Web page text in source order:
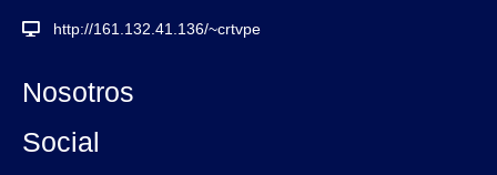
http://161.132.41.136/~crtvpe
Nosotros
Social